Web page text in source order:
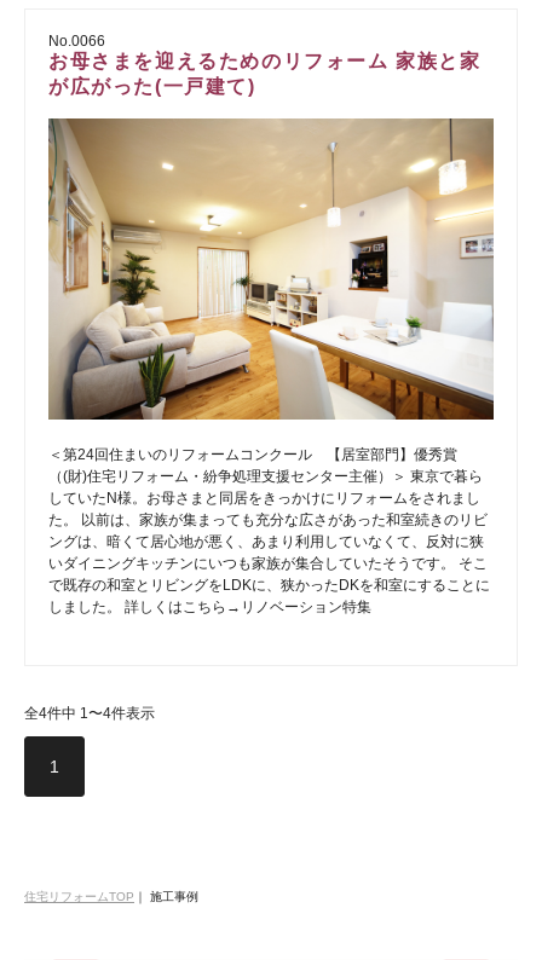
No.0066
お母さまを迎えるためのリフォーム 家族と家
が広がった(一戸建て)
＜第24回住まいのリフォームコンクール 【居室部門】優秀賞
（(財)住宅リフォーム・紛争処理支援センター主催）＞ 東京で暮ら
していたN様。お母さまと同居をきっかけにリフォームをされまし
た。 以前は、家族が集まっても充分な広さがあった和室続きのリビ
ングは、暗くて居心地が悪く、あまり利用していなくて、反対に狭
いダイニングキッチンにいつも家族が集合していたそうです。 そこ
で既存の和室とリビングをLDKに、狭かったDKを和室にすることに
しました。 詳しくはこちら→リノベーション特集
全4件中 1〜4件表示
1
住宅リフォームTOP ｜ 施工事例